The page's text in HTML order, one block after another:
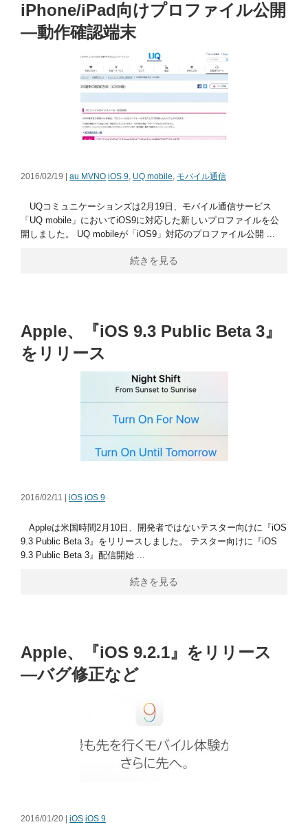
iPhone/iPad向けプロファイル公開
―動作確認端末
2016/02/19 | au MVNO iOS 9, UQ mobile, モバイル通信
UQコミュニケーションズは2月19日、モバイル通信サービス
「UQ mobile」においてiOS9に対応した新しいプロファイルを公
開しました。 UQ mobileが「iOS9」対応のプロファイル公開 ...
続きを見る
Apple、『iOS 9.3 Public Beta 3』
をリリース
2016/02/11 | iOS iOS 9
Appleは米国時間2月10日、開発者ではないテスター向けに『iOS
9.3 Public Beta 3』をリリースしました。 テスター向けに『iOS
9.3 Public Beta 3』配信開始 ...
続きを見る
Apple、『iOS 9.2.1』をリリース
―バグ修正など
2016/01/20 | iOS iOS 9